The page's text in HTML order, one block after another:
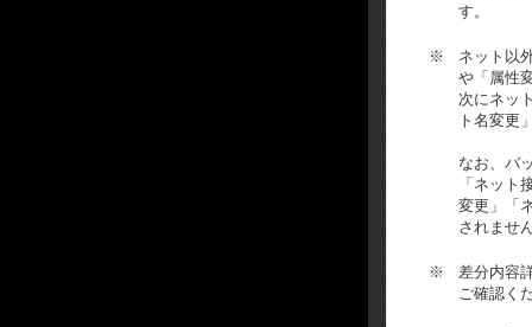
す。
※
ネット以
や「属性
次にネッ
ト名変更
なお、バ
「ネット
変更」「
されませ
※
差分内容
ご確認く